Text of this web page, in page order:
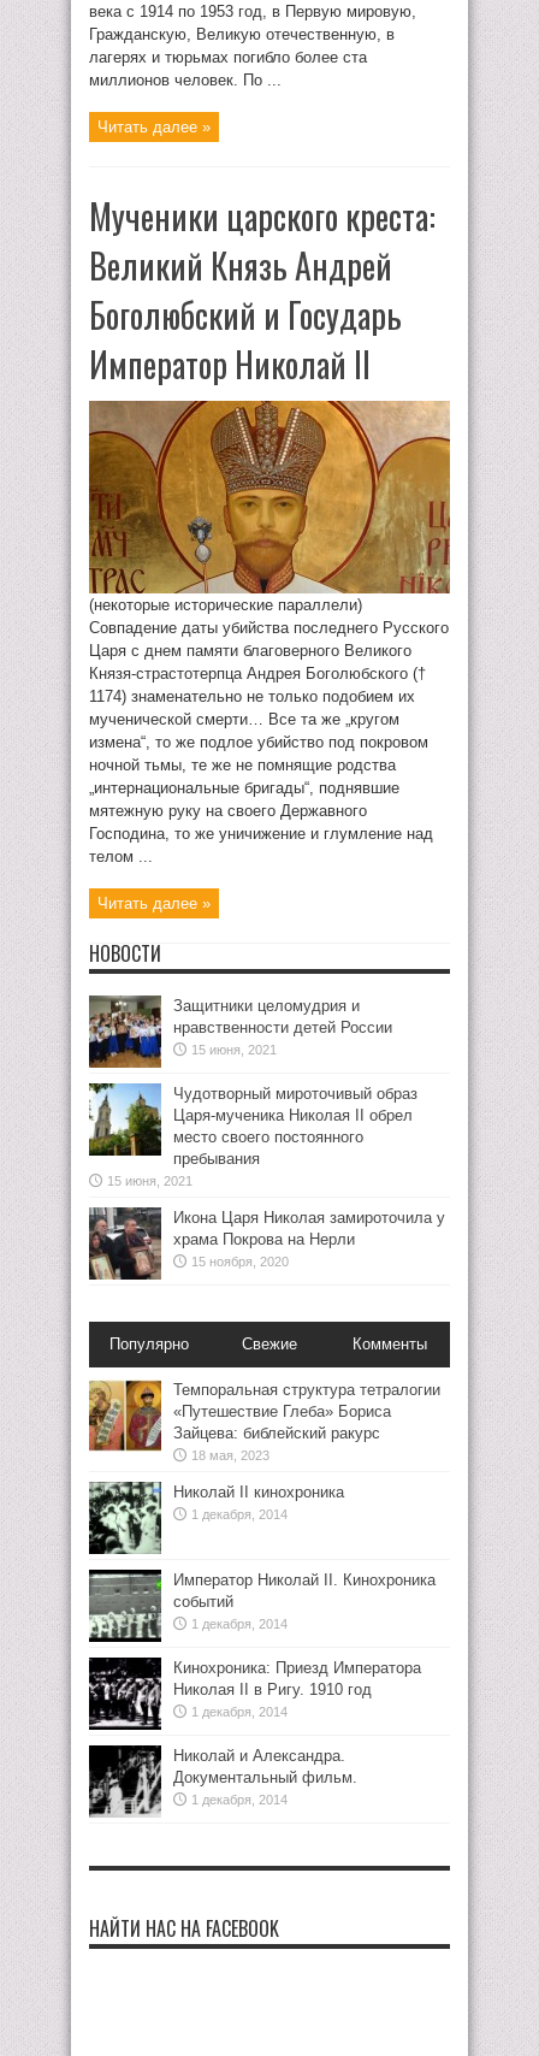
века с 1914 по 1953 год, в Первую мировую,
Гражданскую, Великую отечественную, в
лагерях и тюрьмах погибло более ста
миллионов человек. По ...
Читать далее »
Мученики царского креста:
Великий Князь Андрей
Боголюбский и Государь
Император Николай II
(некоторые исторические параллели)
Совпадение даты убийства последнего Русского
Царя с днем памяти благоверного Великого
Князя-страстотерпца Андрея Боголюбского (†
1174) знаменательно не только подобием их
мученической смерти… Все та же „кругом
измена“, то же подлое убийство под покровом
ночной тьмы, те же не помнящие родства
„интернациональные бригады“, поднявшие
мятежную руку на своего Державного
Господина, то же уничижение и глумление над
телом ...
Читать далее »
НОВОСТИ
Защитники целомудрия и
нравственности детей России
15 июня, 2021
Чудотворный мироточивый образ
Царя-мученика Николая II обрел
место своего постоянного
пребывания
15 июня, 2021
Икона Царя Николая замироточила у
храма Покрова на Нерли
15 ноября, 2020
Популярно Свежие Комменты
Темпоральная структура тетралогии
«Путешествие Глеба» Бориса
Зайцева: библейский ракурс
18 мая, 2023
Николай II кинохроника
1 декабря, 2014
Император Николай II. Кинохроника
событий
1 декабря, 2014
Кинохроника: Приезд Императора
Николая II в Ригу. 1910 год
1 декабря, 2014
Николай и Александра.
Документальный фильм.
1 декабря, 2014
НАЙТИ НАС НА FACEBOOK